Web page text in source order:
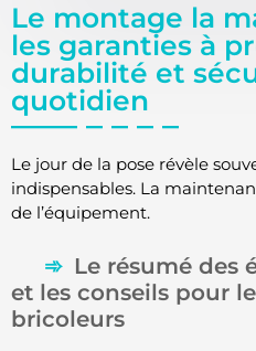
Le montage la
les garanties à
durabilité et
quotidien
Le jour de la pose révèle
indispensables. La
de l’équipement.
Le résumé des
et les conseils pour
bricoleurs